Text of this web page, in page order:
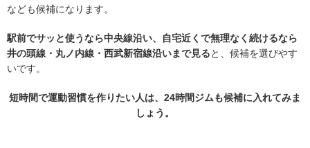
なども候補になります。
駅前でサッと使うなら中央線沿い、自宅近くで無理なく続けるなら
井の頭線・丸ノ内線・西武新宿線沿いまで見ると、候補を選びやす
いです。
短時間で運動習慣を作りたい人は、24時間ジムも候補に入れてみま
しょう。